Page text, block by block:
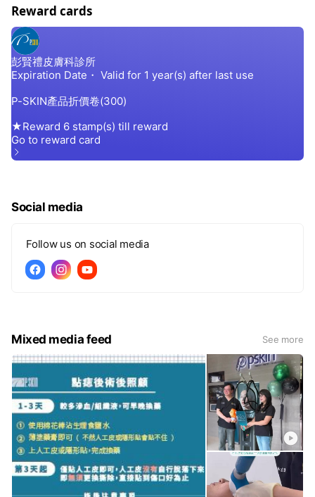
Reward cards
Social media
Follow us on social media
Mixed media feed See more